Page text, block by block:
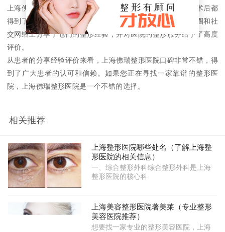
上海佛瑞整形医院的整形效果非常令人满意，许多患者在手术后都
得到了理想的效果。医院的口碑也非常好，许多患者在朋友圈和社
交网络上分享了他们的整形经验，并对医院的整形服务给予了高度
评价。
从患者的分享经验评价来看，上海佛瑞整形医院口碑非常不错，得
到了广大患者的认可和信赖。如果您正在寻找一家靠谱的整形医
院，上海佛瑞整形医院是一个不错的选择。
相关推荐
上海整形医院哪些处名（了解上海整
形医院的相关信息）
一、综合整形外科综合整形外科是上海
整形医院的核心科
上海美容整形医院著美莱（专业整形
美容医院推荐）
想要找一家专业的整形美容医院，上海